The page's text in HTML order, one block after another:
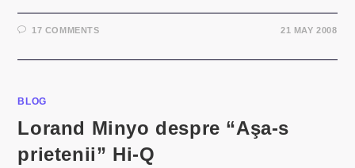
17 COMMENTS 21 MAY 2008
BLOG
Lorand Minyo despre “Aşa-s
prietenii” Hi-Q